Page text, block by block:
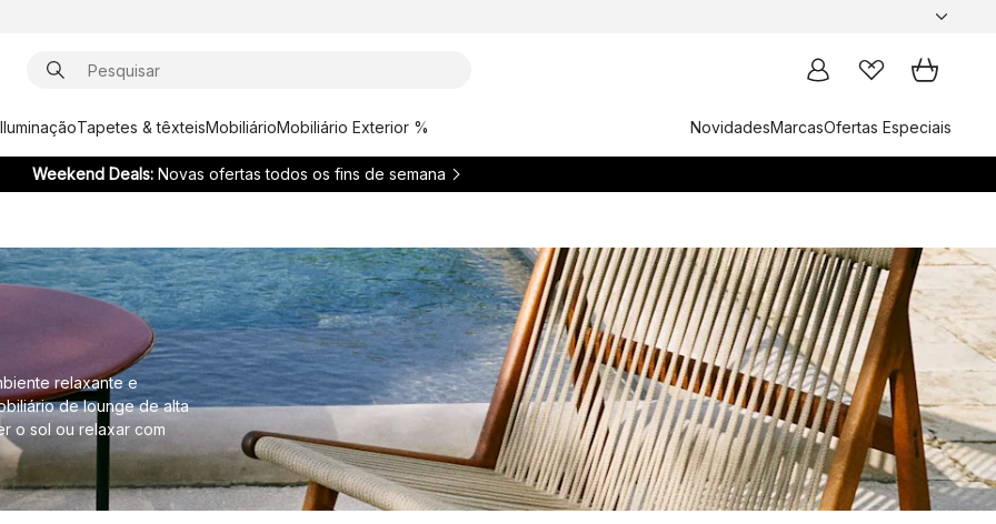
IluminaçãoTapetes & têxteisMobiliárioMobiliário Exterior % NovidadesMarcasOfertas Especiais
Weekend Deals: Novas ofertas todos os fins de semana
relaxante e
de lounge de alta
o sol ou relaxar com